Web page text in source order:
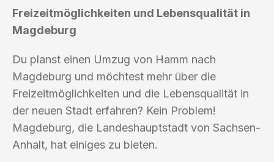
Freizeitmöglichkeiten und Lebensqualität in
Magdeburg
Du planst einen Umzug von Hamm nach
Magdeburg und möchtest mehr über die
Freizeitmöglichkeiten und die Lebensqualität in
der neuen Stadt erfahren? Kein Problem!
Magdeburg, die Landeshauptstadt von Sachsen-
Anhalt, hat einiges zu bieten.